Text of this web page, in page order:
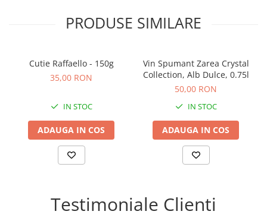
PRODUSE SIMILARE
Cutie Raffaello - 150g
35,00 RON
IN STOC
ADAUGA IN COS
Vin Spumant Zarea Crystal
Collection, Alb Dulce, 0.75l
50,00 RON
IN STOC
ADAUGA IN COS
Testimoniale Clienti